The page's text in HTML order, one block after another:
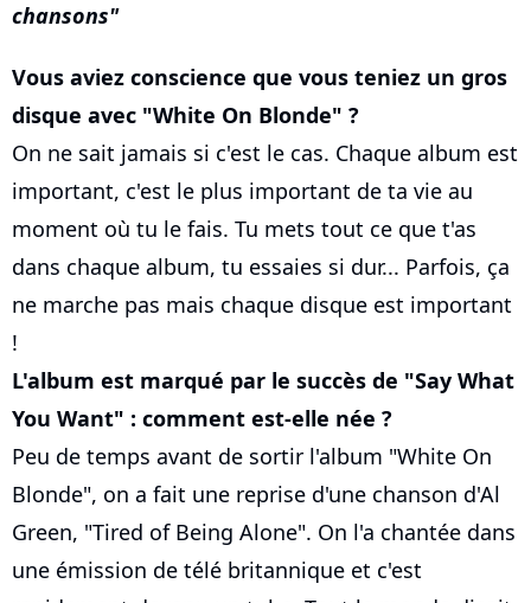
chansons
Vous aviez conscience que vous teniez un gros
disque avec "White On Blonde" ?
On ne sait jamais si c'est le cas. Chaque album est
important, c'est le plus important de ta vie au
moment où tu le fais. Tu mets tout ce que t'as
dans chaque album, tu essaies si dur... Parfois, ça
ne marche pas mais chaque disque est important
!
L'album est marqué par le succès de "Say What
You Want" : comment est-elle née ?
Peu de temps avant de sortir l'album "White On
Blonde", on a fait une reprise d'une chanson d'Al
Green, "Tired of Being Alone". On l'a chantée dans
une émission de télé britannique et c'est